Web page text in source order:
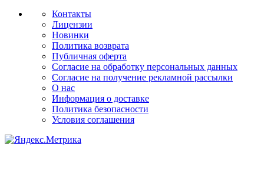
Контакты
Лицензии
Новинки
Политика возврата
Публичная оферта
Согласие на обработку персональных данных
Согласие на получение рекламной рассылки
О нас
Информация о доставке
Политика безопасности
Условия соглашения